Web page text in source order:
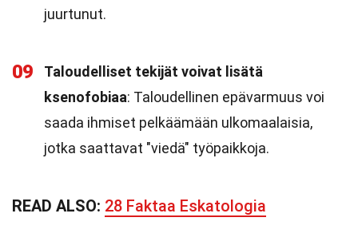
juurtunut.
09
Taloudelliset tekijät voivat lisätä
ksenofobiaa: Taloudellinen epävarmuus voi
saada ihmiset pelkäämään ulkomaalaisia,
jotka saattavat "viedä" työpaikkoja.
READ ALSO: 28 Faktaa Eskatologia